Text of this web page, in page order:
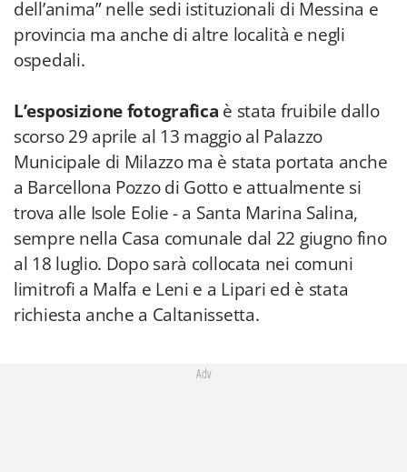
dell’anima” nelle sedi istituzionali di Messina e
provincia ma anche di altre località e negli
ospedali.
L’esposizione fotografica è stata fruibile dallo
scorso 29 aprile al 13 maggio al Palazzo
Municipale di Milazzo ma è stata portata anche
a Barcellona Pozzo di Gotto e attualmente si
trova alle Isole Eolie - a Santa Marina Salina,
sempre nella Casa comunale dal 22 giugno fino
al 18 luglio. Dopo sarà collocata nei comuni
limitrofi a Malfa e Leni e a Lipari ed è stata
richiesta anche a Caltanissetta.
Adv